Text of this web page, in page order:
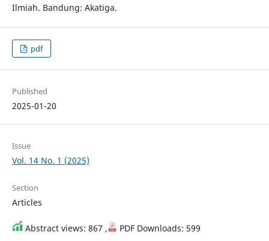
Ilmiah. Bandung: Akatiga.
pdf
Published
2025-01-20
Issue
Vol. 14 No. 1 (2025)
Section
Articles
Abstract views: 867 , PDF Downloads: 599